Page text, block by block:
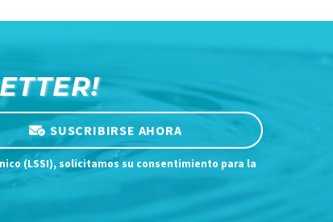
SUSCRIBIRSE AHORA
(LSSI), solicitamos su consentimiento para la